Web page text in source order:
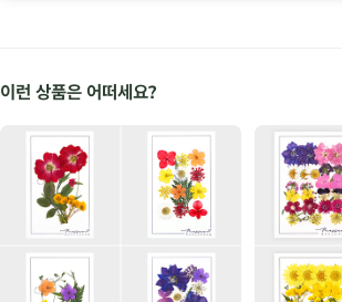
이런 상품은 어떠세요?